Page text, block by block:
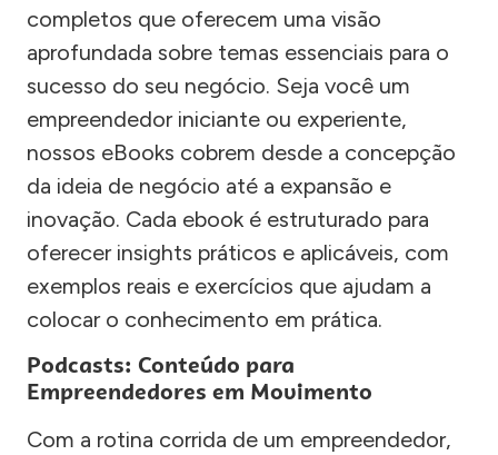
completos que oferecem uma visão
aprofundada sobre temas essenciais para o
sucesso do seu negócio. Seja você um
empreendedor iniciante ou experiente,
nossos eBooks cobrem desde a concepção
da ideia de negócio até a expansão e
inovação. Cada ebook é estruturado para
oferecer insights práticos e aplicáveis, com
exemplos reais e exercícios que ajudam a
colocar o conhecimento em prática.
Podcasts: Conteúdo para
Empreendedores em Movimento
Com a rotina corrida de um empreendedor,